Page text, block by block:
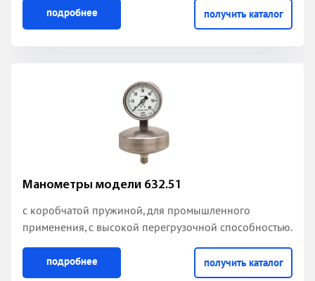
подробнее получить каталог
Манометры модели 632.51
с коробчатой пружиной, для промышленного
применения, с высокой перегрузочной способностью.
подробнее получить каталог